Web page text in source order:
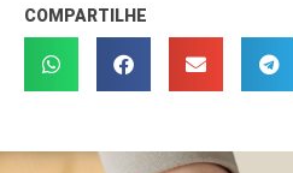
COMPARTILHE